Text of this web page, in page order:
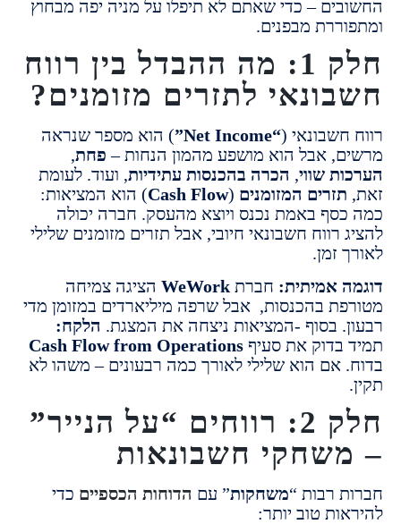
–כדי שאתם לא תיפלו על מניה יפה מבחוץ
מבפנים.
חלק 1: מה ההבדל בין רווח
לתזרים מזומנים?
(
“Net Income”
) הוא מספר שנראה
אבל הוא מושפע מהמון הנחות –פחת,
שווי,הכרה בהכנסות עתידיות , ועוד.לעומת
תזרים המזומנים(
Cash Flow) הוא המציאות:
באמת נכנס ויוצא מהעסק.חברה יכולה
רווח חשבונאי חיובי,אבל תזרים מזומנים שלילי
זמן.
אמיתית:חברתWeWorkהציגה צמיחה
בהכנסות,אבל שרפה מיליארדים במזומן מדי
בסוף -המציאות ניצחה את המצגת. הלקח:
את סעיףCash Flow from Operations
אם הוא שלילי לאורך כמה רבעונים – משהו לא
חלק 2: רווחים “על הנייר”
חשבונאות
רבות “משחקות” עםהדוחות הכספייםכדי
טוב יותר: